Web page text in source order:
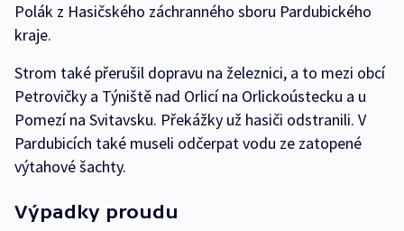
Polák z Hasičského záchranného sboru Pardubického
kraje.
Strom také přerušil dopravu na železnici, a to mezi obcí
Petrovičky a Týniště nad Orlicí na Orlickoústecku a u
Pomezí na Svitavsku. Překážky už hasiči odstranili. V
Pardubicích také museli odčerpat vodu ze zatopené
výtahové šachty.
Výpadky proudu